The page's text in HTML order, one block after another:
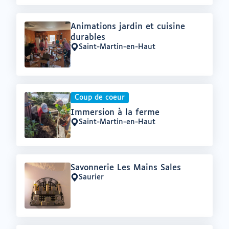
Offre
:
Animations jardin et cuisine
durables
Lieu
:
Saint-Martin-en-Haut
Coup de coeur
Offre
:
Immersion à la ferme
Lieu
:
Saint-Martin-en-Haut
Offre
:
Savonnerie Les Mains Sales
LieuSaurier